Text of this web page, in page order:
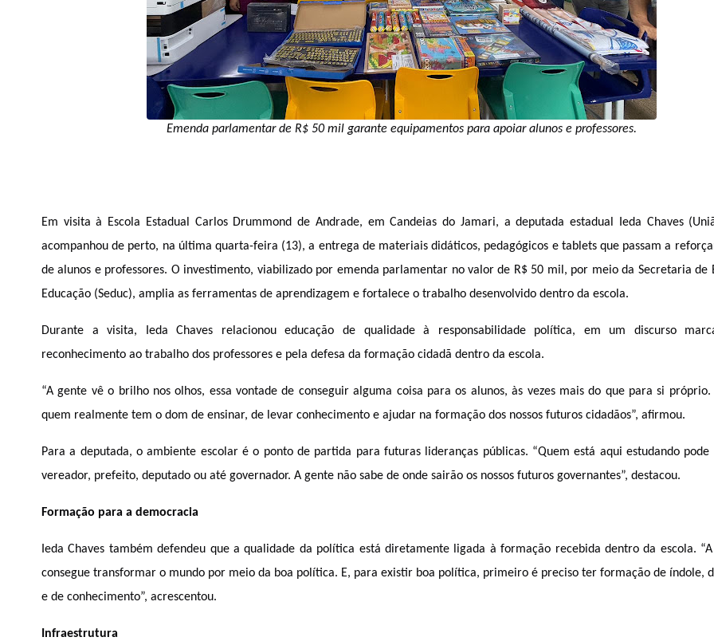
Emenda parlamentar de R$ 50 mil garante equipamentos para apoiar alunos e professores.
Em visita à Escola Estadual Carlos Drummond de Andrade, em Candeias do Jamari, a deputada estadual Ieda Chaves
acompanhou de perto, na última quarta-feira (13), a entrega de materiais didáticos, pedagógicos e tablets que passam a
de alunos e professores. O investimento, viabilizado por emenda parlamentar no valor de R$ 50 mil, por meio da Secretaria de
Educação (Seduc), amplia as ferramentas de aprendizagem e fortalece o trabalho desenvolvido dentro da escola.
Durante a visita, Ieda Chaves relacionou educação de qualidade à responsabilidade política, em um discurso
reconhecimento ao trabalho dos professores e pela defesa da formação cidadã dentro da escola.
“A gente vê o brilho nos olhos, essa vontade de conseguir alguma coisa para os alunos, às vezes mais do que para si próprio.
quem realmente tem o dom de ensinar, de levar conhecimento e ajudar na formação dos nossos futuros cidadãos”, afirmou.
Para a deputada, o ambiente escolar é o ponto de partida para futuras lideranças públicas. “Quem está aqui estudando
vereador, prefeito, deputado ou até governador. A gente não sabe de onde sairão os nossos futuros governantes”, destacou.
Formação para a democracia
Ieda Chaves também defendeu que a qualidade da política está diretamente ligada à formação recebida dentro da escola.
consegue transformar o mundo por meio da boa política. E, para existir boa política, primeiro é preciso ter formação de índole,
e de conhecimento”, acrescentou.
Infraestrutura